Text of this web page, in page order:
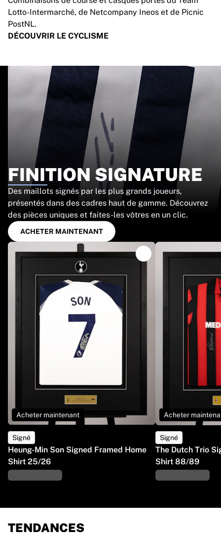
Lotto-Intermarché, de Netcompany Ineos et de Picnic
PostNL.
DÉCOUVRIR LE CYCLISME
FINITION SIGNATURE
Des maillots signés par les plus grands joueurs,
présentés dans des cadres haut de gamme. Découvrez
des pièces uniques et faites-les vôtres en un clic.
ACHETER MAINTENANT
Acheter maintenant
Signé
Heung-Min Son Signed Framed Home
Shirt 25/26
Acheter
Signé
The Dutch Trio
Shirt 88/89
TENDANCES